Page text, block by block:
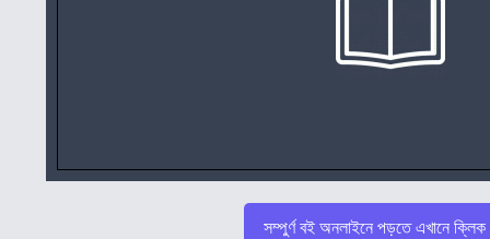
সম্পুর্ণ বই অনলাইনে পড়তে এখানে